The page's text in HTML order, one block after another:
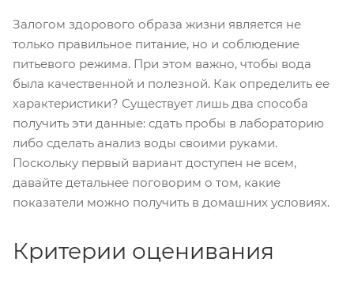
Залогом здорового образа жизни является не
только правильное питание, но и соблюдение
питьевого режима. При этом важно, чтобы вода
была качественной и полезной. Как определить ее
характеристики? Существует лишь два способа
получить эти данные: сдать пробы в лабораторию
либо сделать анализ воды своими руками.
Поскольку первый вариант доступен не всем,
давайте детальнее поговорим о том, какие
показатели можно получить в домашних условиях.
Критерии оценивания